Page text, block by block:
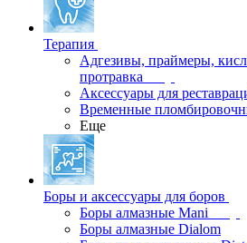
Терапия
Адгезивы, праймеры,
протравка
Аксессуары для
Временные
Еще
Боры и аксессуары для боров
Боры алмазные Mani
Боры алмазные Dialom